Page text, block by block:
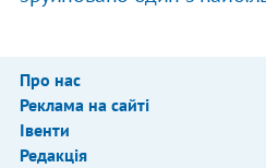
Про нас
Реклама на сайті
Івенти
Редакція